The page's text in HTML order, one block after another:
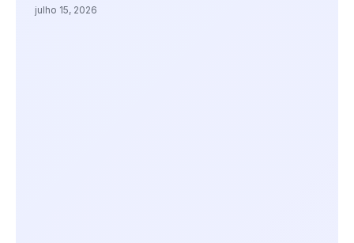
julho 15, 2026